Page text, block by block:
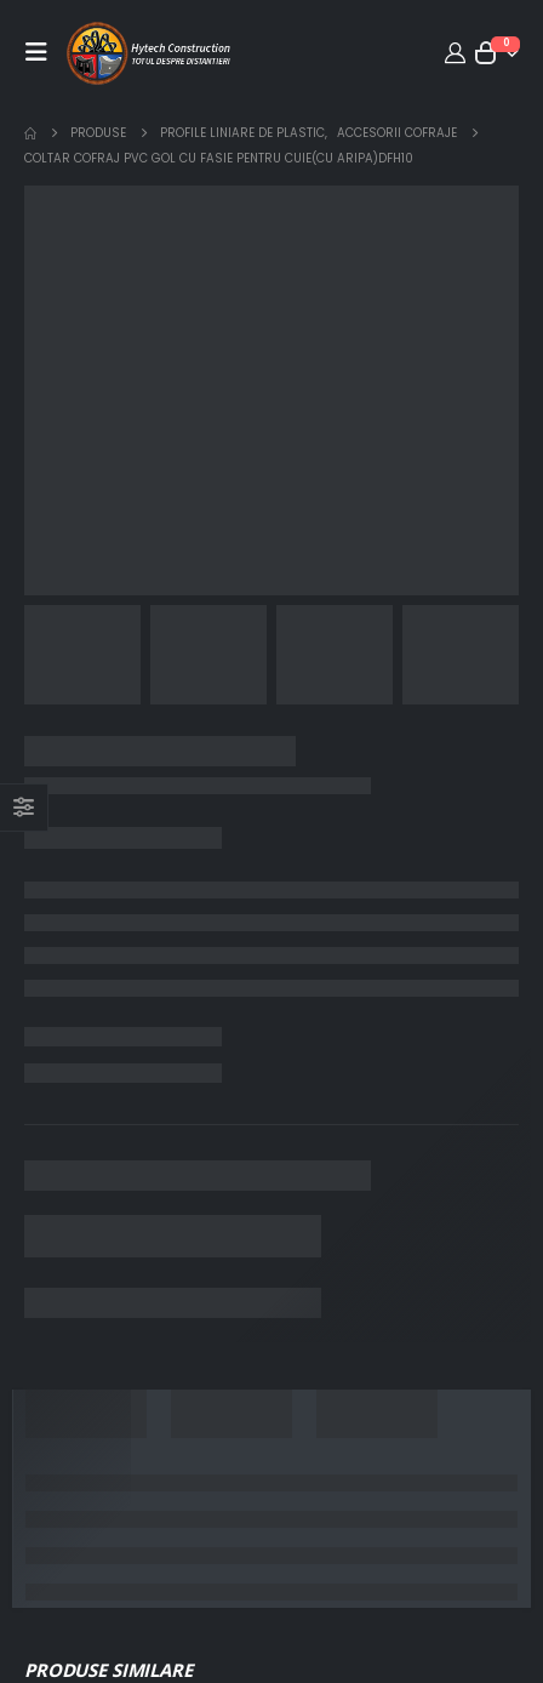
0
PRODUSE PROFILE LINIARE DE PLASTIC
ACCESORII COFRAJE
COLTAR COFRAJ PVC GOL CU FASIE PENTRU CUIE(CU ARIPA)DFH10
PRODUSE SIMILARE